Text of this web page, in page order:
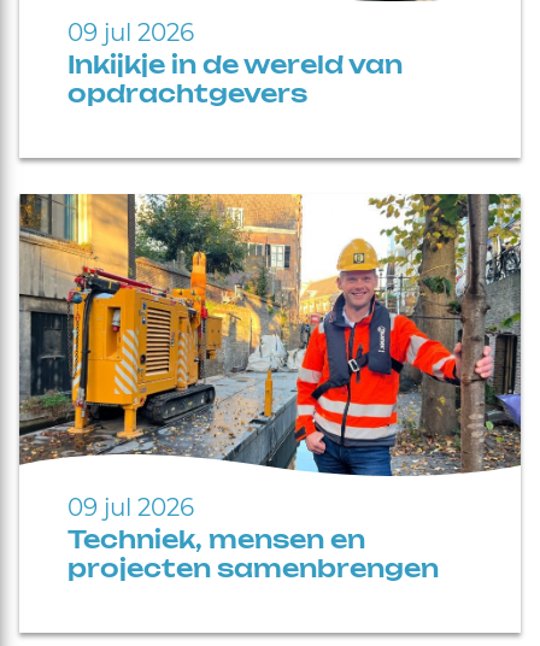
09 jul 2026
Inkijkje in de wereld van
opdrachtgevers
09 jul 2026
Techniek, mensen en
projecten samenbrengen